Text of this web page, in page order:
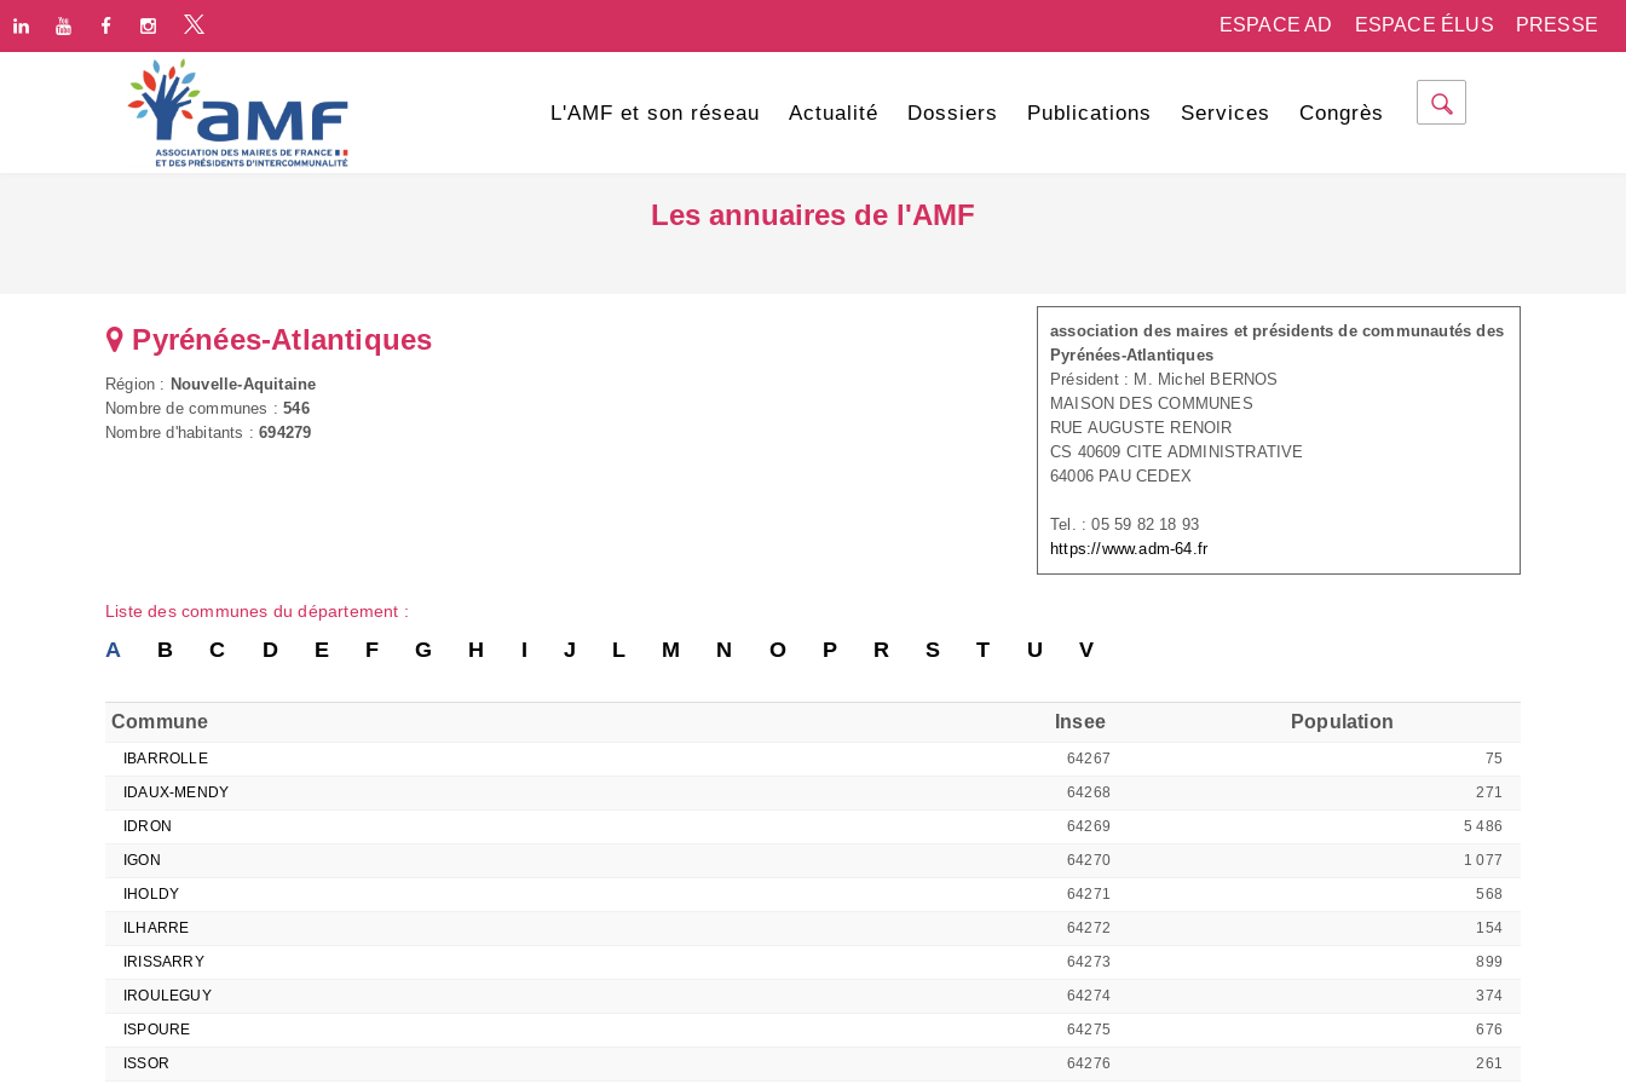
PRESSE
ESPACE ÉLUS
ESPACE AD
L'AMF et son réseau Actualité Dossiers Publications Services Congrès
Les annuaires de l'AMF
association des maires et présidents de communautés des
Pyrénées-Atlantiques
Président : M. Michel BERNOS
MAISON DES COMMUNES
RUE AUGUSTE RENOIR
CS 40609 CITE ADMINISTRATIVE
64006 PAU CEDEX
Tel. : 05 59 82 18 93
https://www.adm-64.fr
Pyrénées-Atlantiques
Région : Nouvelle-Aquitaine
Nombre de communes :546
Nombre d'habitants :694279
Liste des communes du département :
A B C D E F G H I J L M N O P R S T U V
Commune Insee Population
IBARROLLE 64267
75
IDAUX-MENDY
64268
271
IDRON
64269
5 486
IGON
64270
1 077
IHOLDY
64271
568
ILHARRE
64272
154
IRISSARRY
64273
899
IROULEGUY
64274
374
ISPOURE
64275
676
ISSOR
64276 261